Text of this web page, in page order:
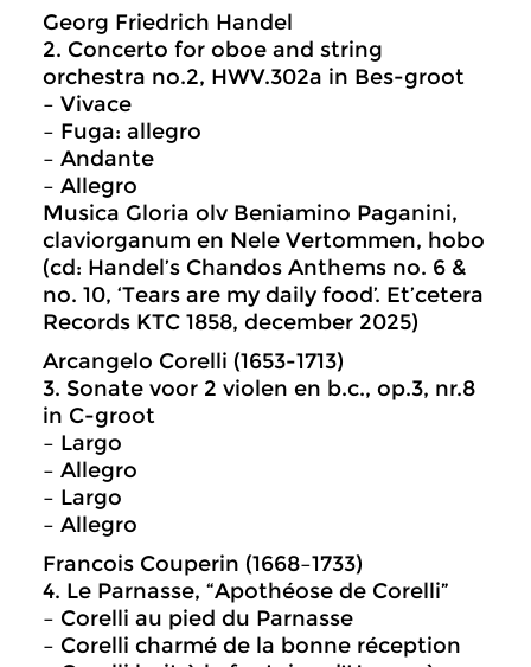
Georg Friedrich Handel
2. Concerto for oboe and string
orchestra no.2, HWV.302a in Bes-groot
– Vivace
– Fuga: allegro
– Andante
– Allegro
Musica Gloria olv Beniamino Paganini,
claviorganum en Nele Vertommen, hobo
(cd: Handel’s Chandos Anthems no. 6 &
no. 10, ‘Tears are my daily food’. Et’cetera
Records KTC 1858, december 2025)
Arcangelo Corelli (1653-1713)
3. Sonate voor 2 violen en b.c., op.3, nr.8
in C-groot
– Largo
– Allegro
– Largo
– Allegro
Francois Couperin (1668–1733)
4. Le Parnasse, “Apothéose de Corelli”
– Corelli au pied du Parnasse
– Corelli charmé de la bonne réception